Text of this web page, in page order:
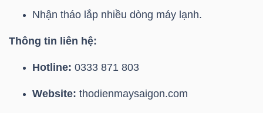
Nhận tháo lắp nhiều dòng máy lạnh.
Thông tin liên hệ:
Hotline: 0333 871 803
Website: thodienmaysaigon.com
VỤ
THÔNG